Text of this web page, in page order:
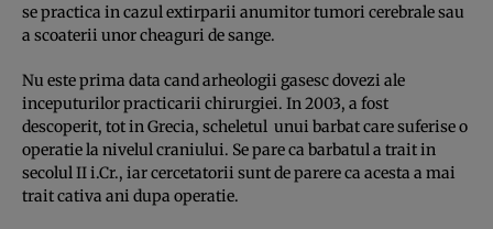
se practica in cazul extirparii anumitor tumori cerebrale sau
a scoaterii unor cheaguri de sange.
Nu este prima data cand arheologii gasesc dovezi ale
inceputurilor practicarii chirurgiei. In 2003, a fost
descoperit, tot in Grecia, scheletul unui barbat care suferise o
operatie la nivelul craniului. Se pare ca barbatul a trait in
secolul II i.Cr., iar cercetatorii sunt de parere ca acesta a mai
trait cativa ani dupa operatie.